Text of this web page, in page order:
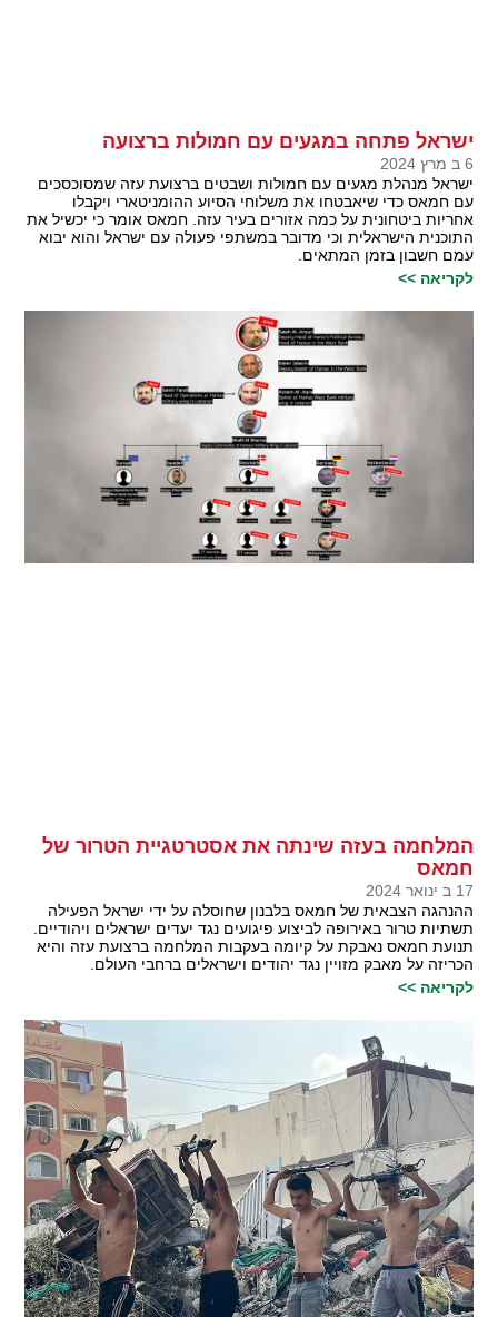
ישראל פתחה במגעים עם חמולות ברצועה
6 ב מרץ 2024
ישראל מנהלת מגעים עם חמולות ושבטים ברצועת עזה שמסוכסכים
עם חמאס כדי שיאבטחו את משלוחי הסיוע ההומניטארי ויקבלו
אחריות ביטחונית על כמה אזורים בעיר עזה. חמאס אומר כי יכשיל את
התוכנית הישראלית וכי מדובר במשתפי פעולה עם ישראל והוא יבוא
עמם חשבון בזמן המתאים.
לקריאה >>
המלחמה בעזה שינתה את אסטרטגיית הטרור של
חמאס
17 ב ינואר 2024
ההנהגה הצבאית של חמאס בלבנון שחוסלה על ידי ישראל הפעילה
תשתיות טרור באירופה לביצוע פיגועים נגד יעדים ישראלים ויהודיים.
תנועת חמאס נאבקת על קיומה בעקבות המלחמה ברצועת עזה והיא
הכריזה על מאבק מזויין נגד יהודים וישראלים ברחבי העולם.
לקריאה >>